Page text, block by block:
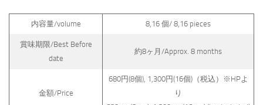
内容量/volume 8,16 個/ 8,16 pieces
賞味期限/Best Before
date
約8ヶ月/Approx. 8 months
金額/Price
680円(8個), 1,300円(16個)（税込）※HPよ
り